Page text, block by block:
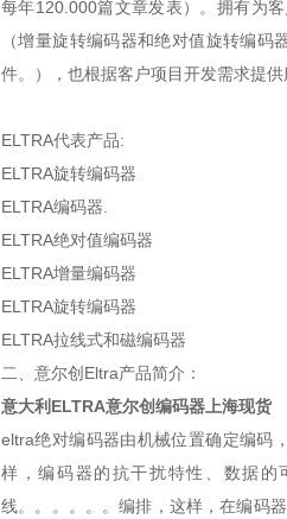
每年120.000篇文章发表）。拥有为
（增量旋转编码器和绝对值旋转编
件。），也根据客户项目开发需求提供
ELTRA代表产品:
ELTRA旋转编码器
ELTRA编码器.
ELTRA绝对值编码器
ELTRA增量编码器
ELTRA旋转编码器
ELTRA拉线式和磁编码器
二、意尔创Eltra产品简介：
意大利ELTRA意尔创编码器上海现货
eltra绝对编码器由机械位置确定编码
样，编码器的抗干扰特性、数据
线。。。。。。编排，这样，在编码